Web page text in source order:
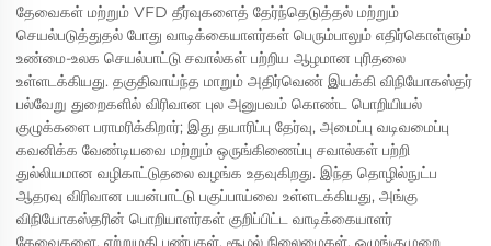
தேவைகள் மற்றும் VFD தீர்வுகளைத் தேர்ந்தெடுத்தல் மற்றும்
செயல்படுத்துதல் போது வாடிக்கையாளர்கள் பெரும்பாலும் எதிர்கொள்ளும்
உண்மை-உலக செயல்பாட்டு சவால்கள் பற்றிய ஆழமான புரிதலை
உள்ளடக்கியது. தகுதிவாய்ந்த மாறும் அதிர்வெண் இயக்கி விநியோகஸ்தர்
பல்வேறு துறைகளில் விரிவான புல அனுபவம் கொண்ட பொறியியல்
குழுக்களை பராமரிக்கிறார்; இது தயாரிப்பு தேர்வு, அமைப்பு வடிவமைப்பு
கவனிக்க வேண்டியவை மற்றும் ஒருங்கிணைப்பு சவால்கள் பற்றி
துல்லியமான வழிகாட்டுதலை வழங்க உதவுகிறது. இந்த தொழில்நுட்ப
ஆதரவு விரிவான பயன்பாட்டு பகுப்பாய்வை உள்ளடக்கியது, அங்கு
விநியோகஸ்தரின் பொறியாளர்கள் குறிப்பிட்ட வாடிக்கையாளர்
தேவைகளை, ஏற்றுமதி பண்புகள், சூழல் நிலைமைகள், ஒழுங்குமுறை